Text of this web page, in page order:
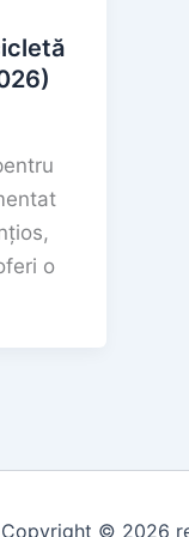
o
Copyright © 2026